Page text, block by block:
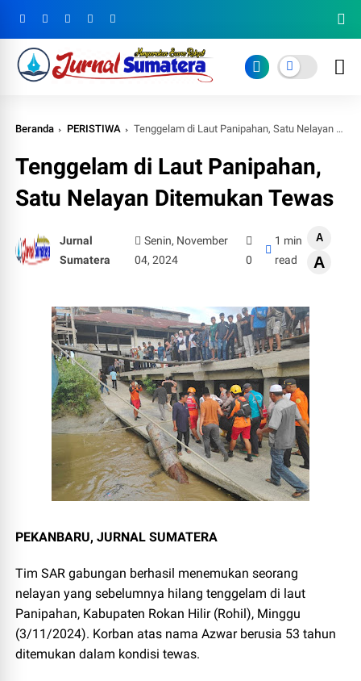
Beranda PERISTIWA Tenggelam di Laut Panipahan, Satu Nelayan Ditemukan Tewas
Tenggelam di Laut Panipahan,
Satu Nelayan Ditemukan Tewas
Jurnal
Sumatera
Senin, November
04, 2024
0
1 min
read
A
A
PEKANBARU, JURNAL SUMATERA
Tim SAR gabungan berhasil menemukan seorang
nelayan yang sebelumnya hilang tenggelam di laut
Panipahan, Kabupaten Rokan Hilir (Rohil), Minggu
(3/11/2024). Korban atas nama Azwar berusia 53 tahun
ditemukan dalam kondisi tewas.